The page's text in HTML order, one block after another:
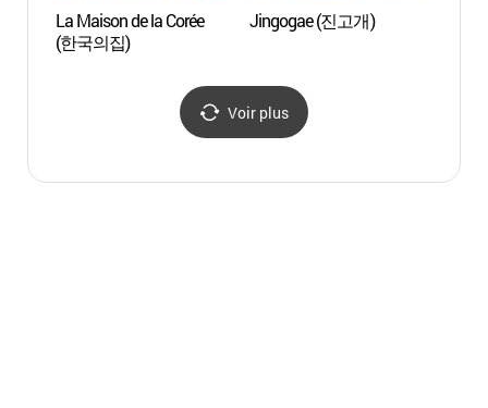
La Maison de la Corée
(한국의집)
Jingogae (진고개)
Voir plus